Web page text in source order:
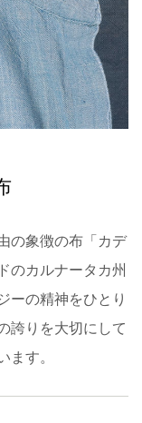
の象徴の布「カデ
のカルナータカ州
ーの精神をひとり
誇りを大切にして
ます。